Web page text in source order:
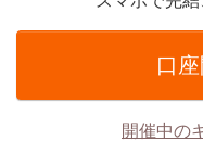
口
開催中の